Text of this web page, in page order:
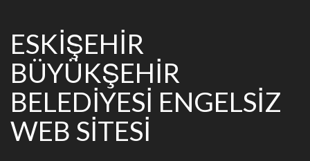
ESKİŞEHİR
BÜYÜKŞEHİR
BELEDİYESİ ENGELSİZ
WEB SİTESİ